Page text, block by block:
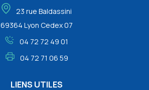
23 rue Baldassini
69364 Lyon Cedex 07
04 72 72 49 01
04 72 71 06 59
LIENS UTILES